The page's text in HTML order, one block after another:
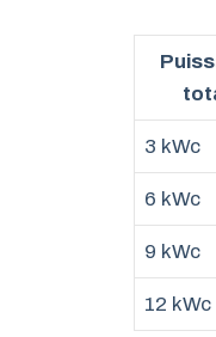
3 kWc
6 kWc
9 kWc
12 kWc